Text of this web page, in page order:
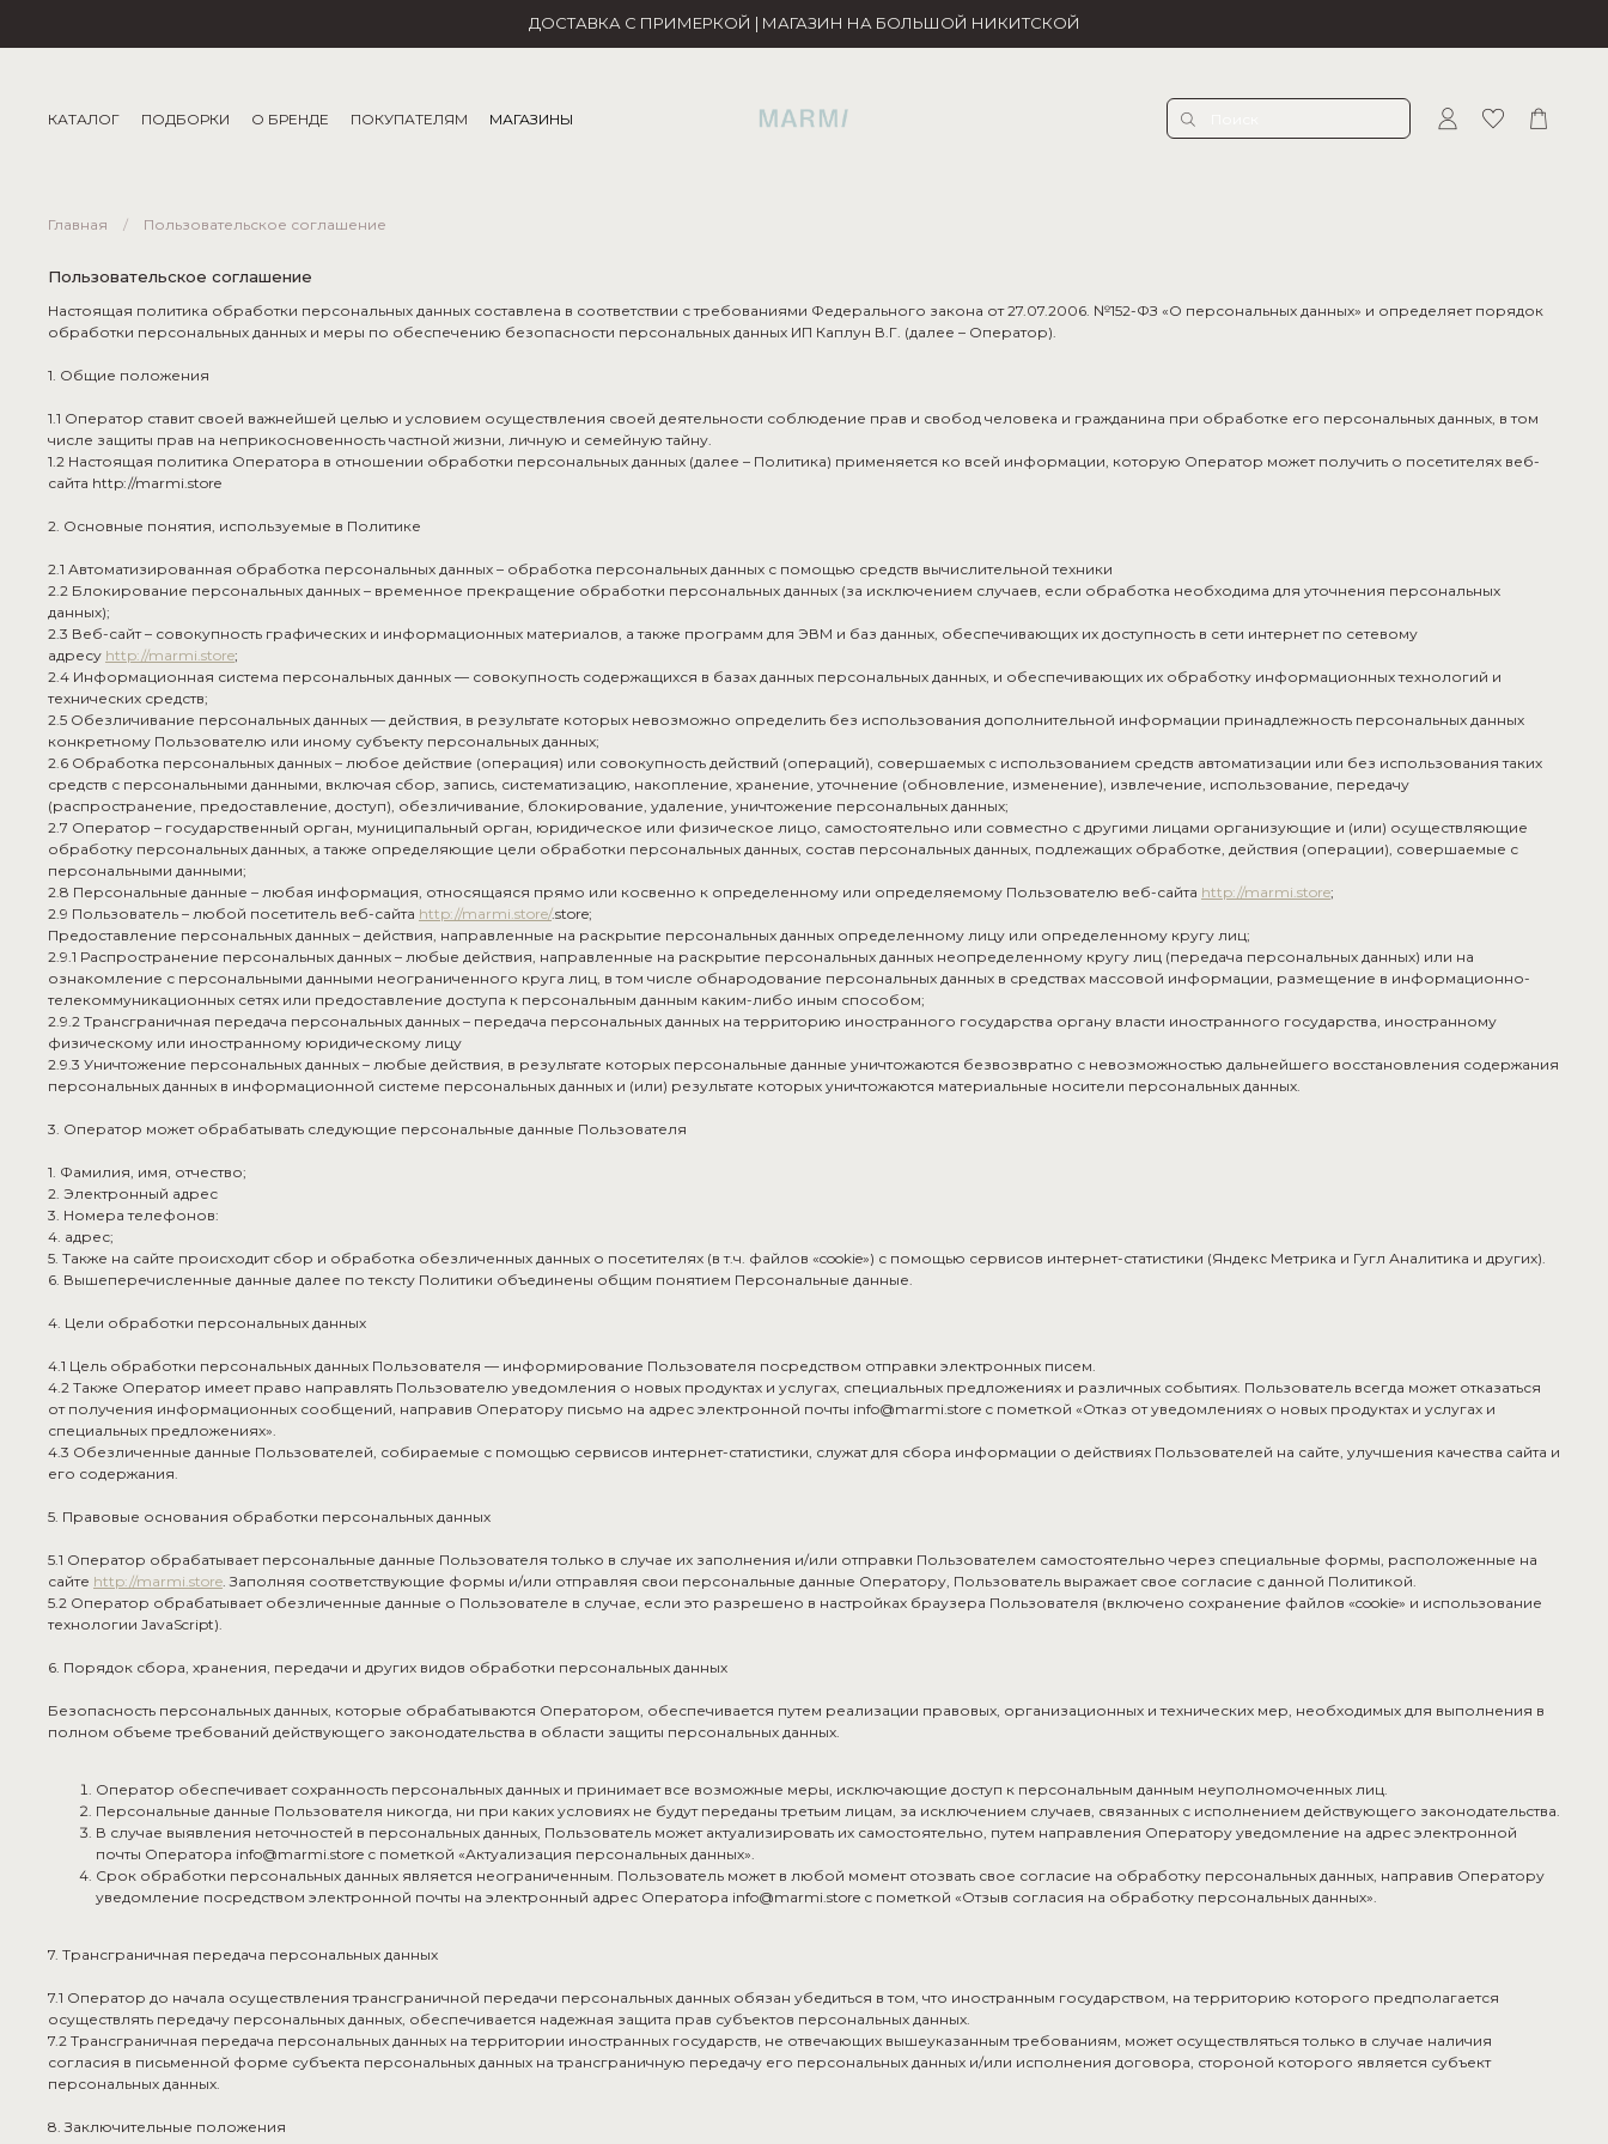
ДОСТАВКА С ПРИМЕРКОЙ | МАГАЗИН НА БОЛЬШОЙ НИКИТСКОЙ
КАТАЛОГ ПОДБОРКИ О БРЕНДЕ ПОКУПАТЕЛЯМ МАГАЗИНЫ
Главная Пользовательское соглашение
Пользовательское соглашение
Настоящая политика обработки персональных данных составлена в соответствии с требованиями Федерального закона от 27.07.2006. №152-ФЗ «О персональных данных» и определяет порядок
обработки персональных данных и меры по обеспечению безопасности персональных данных ИП Каплун В.Г. (далее – Оператор).
1. Общие положения
1.1 Оператор ставит своей важнейшей целью и условием осуществления своей деятельности соблюдение прав и свобод человека и гражданина при обработке его персональных данных, в том
числе защиты прав на неприкосновенность частной жизни, личную и семейную тайну.
1.2 Настоящая политика Оператора в отношении обработки персональных данных (далее – Политика) применяется ко всей информации, которую Оператор может получить о посетителях веб-
сайта http://marmi.store
2. Основные понятия, используемые в Политике
2.1 Автоматизированная обработка персональных данных – обработка персональных данных с помощью средств вычислительной техники
2.2 Блокирование персональных данных – временное прекращение обработки персональных данных (за исключением случаев, если обработка необходима для уточнения персональных
данных);
2.3 Веб-сайт – совокупность графических и информационных материалов, а также программ для ЭВМ и баз данных, обеспечивающих их доступность в сети интернет по сетевому
адресу http://marmi.store;
2.4 Информационная система персональных данных — совокупность содержащихся в базах данных персональных данных, и обеспечивающих их обработку информационных технологий и
технических средств;
2.5 Обезличивание персональных данных — действия, в результате которых невозможно определить без использования дополнительной информации принадлежность персональных данных
конкретному Пользователю или иному субъекту персональных данных;
2.6 Обработка персональных данных – любое действие (операция) или совокупность действий (операций), совершаемых с использованием средств автоматизации или без использования таких
средств с персональными данными, включая сбор, запись, систематизацию, накопление, хранение, уточнение (обновление, изменение), извлечение, использование, передачу
(распространение, предоставление, доступ), обезличивание, блокирование, удаление, уничтожение персональных данных;
2.7 Оператор – государственный орган, муниципальный орган, юридическое или физическое лицо, самостоятельно или совместно с другими лицами организующие и (или) осуществляющие
обработку персональных данных, а также определяющие цели обработки персональных данных, состав персональных данных, подлежащих обработке, действия (операции), совершаемые с
персональными данными;
2.8 Персональные данные – любая информация, относящаяся прямо или косвенно к определенному или определяемому Пользователю веб-сайта http://marmi.store;
2.9 Пользователь – любой посетитель веб-сайта http://marmi.store/.store;
Предоставление персональных данных – действия, направленные на раскрытие персональных данных определенному лицу или определенному кругу лиц;
2.9.1 Распространение персональных данных – любые действия, направленные на раскрытие персональных данных неопределенному кругу лиц (передача персональных данных) или на
ознакомление с персональными данными неограниченного круга лиц, в том числе обнародование персональных данных в средствах массовой информации, размещение в информационно-
телекоммуникационных сетях или предоставление доступа к персональным данным каким-либо иным способом;
2.9.2 Трансграничная передача персональных данных – передача персональных данных на территорию иностранного государства органу власти иностранного государства, иностранному
физическому или иностранному юридическому лицу
2.9.3 Уничтожение персональных данных – любые действия, в результате которых персональные данные уничтожаются безвозвратно с невозможностью дальнейшего восстановления содержания
персональных данных в информационной системе персональных данных и (или) результате которых уничтожаются материальные носители персональных данных.
3. Оператор может обрабатывать следующие персональные данные Пользователя
1. Фамилия, имя, отчество;
2. Электронный адрес
3. Номера телефонов:
4. адрес;
5. Также на сайте происходит сбор и обработка обезличенных данных о посетителях (в т.ч. файлов «cookie») с помощью сервисов интернет-статистики (Яндекс Метрика и Гугл Аналитика и других).
6. Вышеперечисленные данные далее по тексту Политики объединены общим понятием Персональные данные.
4. Цели обработки персональных данных
4.1 Цель обработки персональных данных Пользователя — информирование Пользователя посредством отправки электронных писем.
4.2 Также Оператор имеет право направлять Пользователю уведомления о новых продуктах и услугах, специальных предложениях и различных событиях. Пользователь всегда может отказаться
от получения информационных сообщений, направив Оператору письмо на адрес электронной почты info@marmi.store с пометкой «Отказ от уведомлениях о новых продуктах и услугах и
специальных предложениях».
4.3 Обезличенные данные Пользователей, собираемые с помощью сервисов интернет-статистики, служат для сбора информации о действиях Пользователей на сайте, улучшения качества сайта и
его содержания.
5. Правовые основания обработки персональных данных
5.1 Оператор обрабатывает персональные данные Пользователя только в случае их заполнения и/или отправки Пользователем самостоятельно через специальные формы, расположенные на
сайте http://marmi.store . Заполняя соответствующие формы и/или отправляя свои персональные данные Оператору, Пользователь выражает свое согласие с данной Политикой.
5.2 Оператор обрабатывает обезличенные данные о Пользователе в случае, если это разрешено в настройках браузера Пользователя (включено сохранение файлов «cookie» и использование
технологии JavaScript).
6. Порядок сбора, хранения, передачи и других видов обработки персональных данных
Безопасность персональных данных, которые обрабатываются Оператором, обеспечивается путем реализации правовых, организационных и технических мер, необходимых для выполнения в
полном объеме требований действующего законодательства в области защиты персональных данных.
Оператор обеспечивает сохранность персональных данных и принимает все возможные меры, исключающие доступ к персональным данным неуполномоченных лиц.
Персональные данные Пользователя никогда, ни при каких условиях не будут переданы третьим лицам, за исключением случаев, связанных с исполнением действующего законодательства.
В случае выявления неточностей в персональных данных, Пользователь может актуализировать их самостоятельно, путем направления Оператору уведомление на адрес электронной
почты Оператора info@marmi.store с пометкой «Актуализация персональных данных».
Срок обработки персональных данных является неограниченным. Пользователь может в любой момент отозвать свое согласие на обработку персональных данных, направив Оператору
уведомление посредством электронной почты на электронный адрес Оператора info@marmi.store с пометкой «Отзыв согласия на обработку персональных данных».
7. Трансграничная передача персональных данных
7.1 Оператор до начала осуществления трансграничной передачи персональных данных обязан убедиться в том, что иностранным государством, на территорию которого предполагается
осуществлять передачу персональных данных, обеспечивается надежная защита прав субъектов персональных данных.
7.2 Трансграничная передача персональных данных на территории иностранных государств, не отвечающих вышеуказанным требованиям, может осуществляться только в случае наличия
согласия в письменной форме субъекта персональных данных на трансграничную передачу его персональных данных и/или исполнения договора, стороной которого является субъект
персональных данных.
8. Заключительные положения